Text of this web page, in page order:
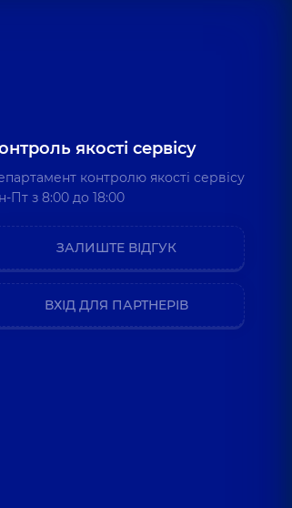
якості сервісу
контролю якості сервісу
Пт з 8:00 до 18:00
ЗАЛИШТЕ ВІДГУК
ВХІД ДЛЯ ПАРТНЕРІВ